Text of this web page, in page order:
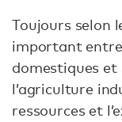
Toujours selon
important entre
domestiques et
l’agriculture
ressources et